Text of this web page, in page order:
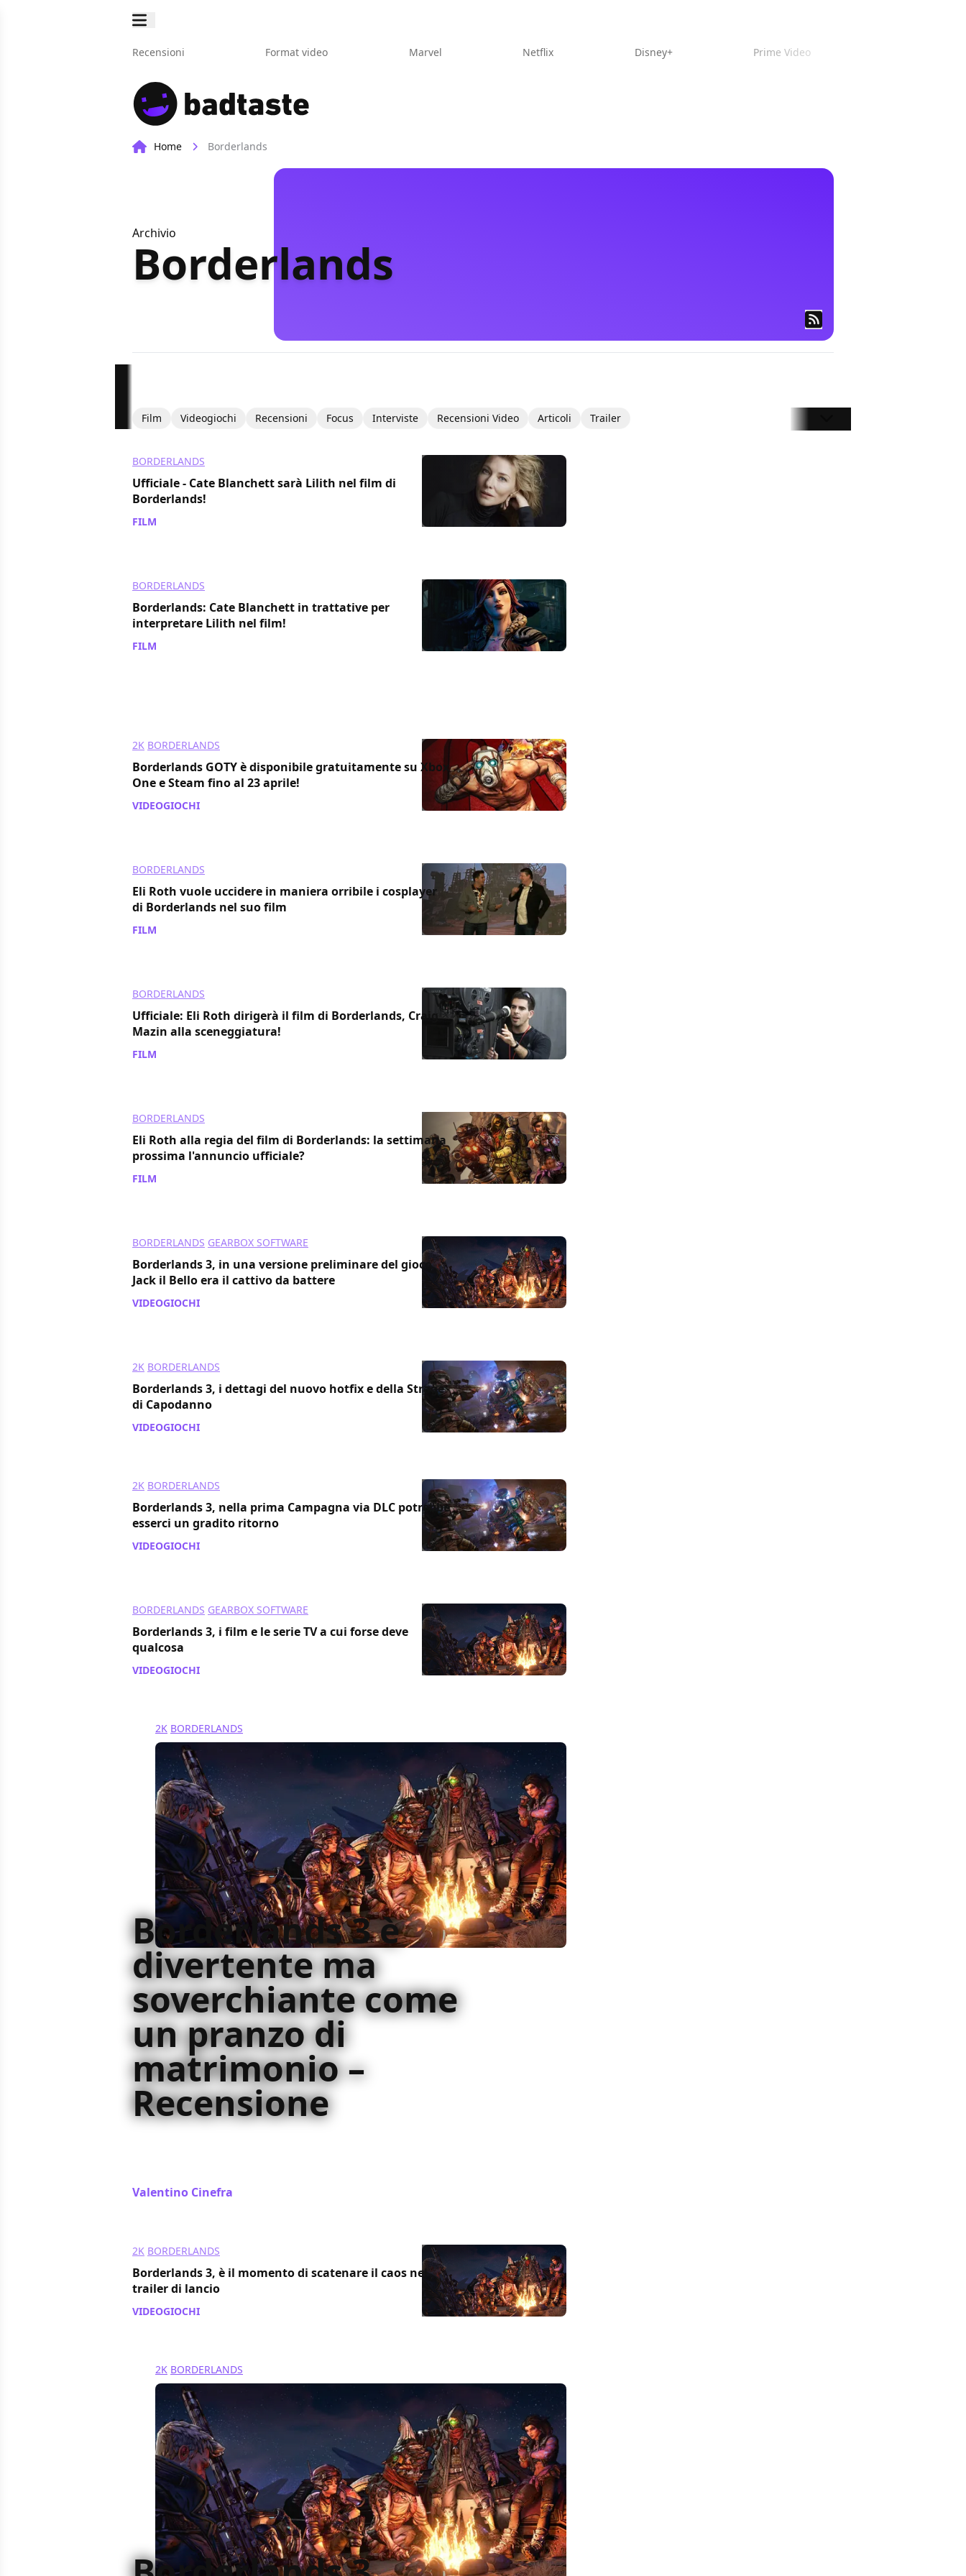
Recensioni Format video Marvel Netflix Disney+ Prime Video
Home Borderlands
Archivio
Borderlands
Film Videogiochi Recensioni Focus Interviste Recensioni Video Articoli Trailer
BORDERLANDS
Ufficiale - Cate Blanchett sarà Lilith nel film di
Borderlands!
FILM
BORDERLANDS
Borderlands: Cate Blanchett in trattative per
interpretare Lilith nel film!
FILM
2K BORDERLANDS
Borderlands GOTY è disponibile gratuitamente su Xbox
One e Steam fino al 23 aprile!
VIDEOGIOCHI
BORDERLANDS
Eli Roth vuole uccidere in maniera orribile i cosplayer
di Borderlands nel suo film
FILM
BORDERLANDS
Ufficiale: Eli Roth dirigerà il film di Borderlands, Craig
Mazin alla sceneggiatura!
FILM
BORDERLANDS
Eli Roth alla regia del film di Borderlands: la settimana
prossima l'annuncio ufficiale?
FILM
BORDERLANDS GEARBOX SOFTWARE
Borderlands 3, in una versione preliminare del gioco
Jack il Bello era il cattivo da battere
VIDEOGIOCHI
2K BORDERLANDS
Borderlands 3, i dettagi del nuovo hotfix e della Strage
di Capodanno
VIDEOGIOCHI
2K BORDERLANDS
Borderlands 3, nella prima Campagna via DLC potrebbe
esserci un gradito ritorno
VIDEOGIOCHI
BORDERLANDS GEARBOX SOFTWARE
Borderlands 3, i film e le serie TV a cui forse deve
qualcosa
VIDEOGIOCHI
2K BORDERLANDS
Borderlands 3 è
divertente ma
soverchiante come
un pranzo di
matrimonio –
Recensione
Valentino Cinefra
2K BORDERLANDS
Borderlands 3, è il momento di scatenare il caos nel
trailer di lancio
VIDEOGIOCHI
2K BORDERLANDS